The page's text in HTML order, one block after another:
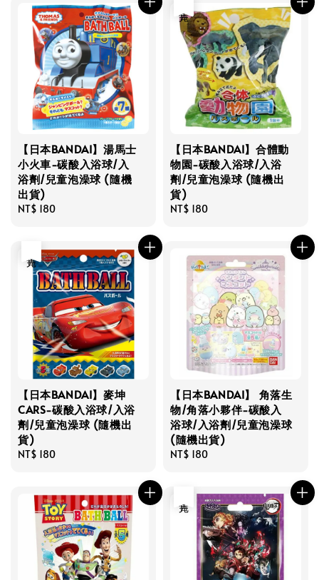
【日本BANDAI】湯馬士
小火車-碳酸入浴球/入
浴劑/兒童泡澡球 (隨機
出貨)
Regular
NT$ 180
【日本BANDAI】合體動
物園-碳酸入浴球/入浴
劑/兒童泡澡球 (隨機出
貨)
Regular
NT$ 180
【日本BANDAI】麥坤
CARS-碳酸入浴球/入浴
劑/兒童泡澡球 (隨機出
貨)
Regular
NT$ 180
【日本BANDAI】 角落生
物/角落小夥伴-碳酸入
浴球/入浴劑/兒童泡澡球
(隨機出貨)
Regular
NT$ 180